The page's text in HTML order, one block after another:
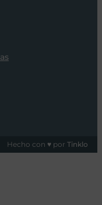
Hecho con ♥ por Tinklo